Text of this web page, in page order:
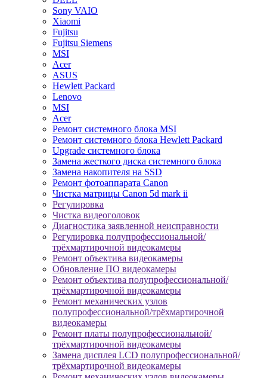
Sony VAIO
Xiaomi
Fujitsu
Fujitsu Siemens
MSI
Acer
ASUS
Hewlett Packard
Lenovo
MSI
Acer
Ремонт системного блока MSI
Ремонт системного блока Hewlett Packard
Upgrade системного блока
Замена жесткого диска системного блока
Замена накопителя на SSD
Ремонт фотоаппарата Canon
Чистка матрицы Canon 5d mark ii
Регулировка
Чистка видеоголовок
Диагностика заявленной неисправности
Регулировка полупрофессиональной/
трёхмартирочной видеокамеры
Ремонт объектива видеокамеры
Обновление ПО видеокамеры
Ремонт объектива полупрофессиональной/
трёхмартирочной видеокамеры
Ремонт механических узлов
полупрофессиональной/трёхмартирочной
видеокамеры
Ремонт платы полупрофессиональной/
трёхмартирочной видеокамеры
Замена дисплея LCD полупрофессиональной/
трёхмартирочной видеокамеры